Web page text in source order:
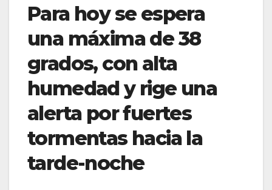
Para hoy se espera
una máxima de 38
grados, con alta
humedad y rige una
alerta por fuertes
tormentas hacia la
tarde-noche